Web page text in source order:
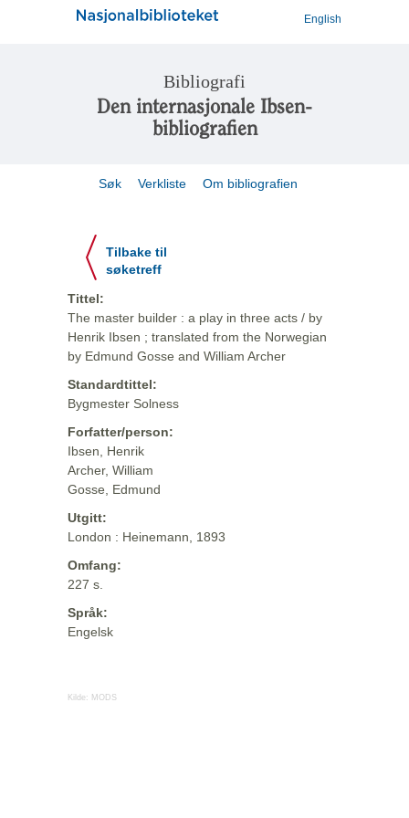
English
Bibliografi
Den internasjonale Ibsen-
bibliografien
Søk Verkliste Om bibliografien
Tilbake til
søketreff
Tittel:
The master builder : a play in three acts / by
Henrik Ibsen ; translated from the Norwegian
by Edmund Gosse and William Archer
Standardtittel:
Bygmester Solness
Forfatter/person:
Ibsen, Henrik
Archer, William
Gosse, Edmund
Utgitt:
London : Heinemann, 1893
Omfang:
227 s.
Språk:
Engelsk
Kilde: MODS